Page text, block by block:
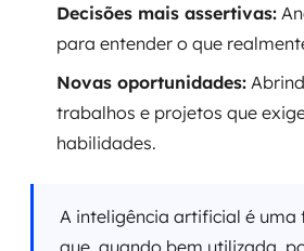
Decisões mais assertivas:
para entender o que
Novas oportunidades:
trabalhos e projetos que
habilidades.
A inteligência artificial é uma
que, quando bem utilizada,